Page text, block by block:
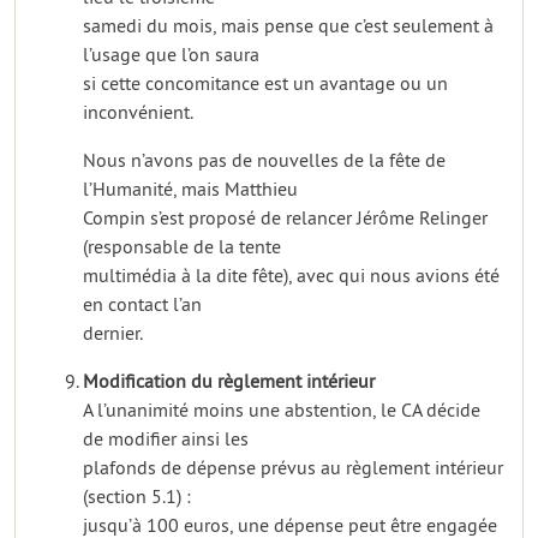
samedi du mois, mais pense que c’est seulement à
l’usage que l’on saura
si cette concomitance est un avantage ou un
inconvénient.
Nous n’avons pas de nouvelles de la fête de
l’Humanité, mais Matthieu
Compin s’est proposé de relancer Jérôme Relinger
(responsable de la tente
multimédia à la dite fête), avec qui nous avions été
en contact l’an
dernier.
Modification du règlement intérieur
A l’unanimité moins une abstention, le CA décide
de modifier ainsi les
plafonds de dépense prévus au règlement intérieur
(section 5.1) :
jusqu’à 100 euros, une dépense peut être engagée